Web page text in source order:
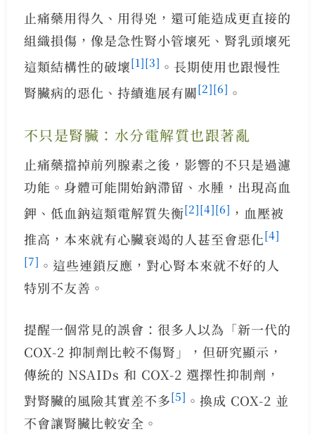
止痛藥用得久、用得兇，還可能造成更直接的
組織損傷，像是急性腎小管壞死、腎乳頭壞死
這類結構性的破壞[1][3] 。長期使用也跟慢性
腎臟病的惡化、持續進展有關[2][6] 。
不只是腎臟：水分電解質也跟著亂
止痛藥擋掉前列腺素之後，影響的不只是過濾
功能。身體可能開始鈉滯留、水腫，出現高血
鉀、低血鈉這類電解質失衡[2][4][6] ，血壓被
推高，本來就有心臟衰竭的人甚至會惡化[4]
[7] 。這些連鎖反應，對心腎本來就不好的人
特別不友善。
提醒一個常見的誤會：很多人以為「新一代的
COX-2 抑制劑比較不傷腎」，但研究顯示，
傳統的 NSAIDs 和 COX-2 選擇性抑制劑，
對腎臟的風險其實差不多[5] 。換成 COX-2 並
不會讓腎臟比較安全。